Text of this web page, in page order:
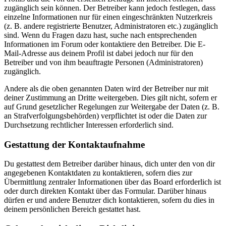
zugänglich sein können. Der Betreiber kann jedoch festlegen, dass
einzelne Informationen nur für einen eingeschränkten Nutzerkreis
(z. B. andere registrierte Benutzer, Administratoren etc.) zugänglich
sind. Wenn du Fragen dazu hast, suche nach entsprechenden
Informationen im Forum oder kontaktiere den Betreiber. Die E-
Mail-Adresse aus deinem Profil ist dabei jedoch nur für den
Betreiber und von ihm beauftragte Personen (Administratoren)
zugänglich.
Andere als die oben genannten Daten wird der Betreiber nur mit
deiner Zustimmung an Dritte weitergeben. Dies gilt nicht, sofern er
auf Grund gesetzlicher Regelungen zur Weitergabe der Daten (z. B.
an Strafverfolgungsbehörden) verpflichtet ist oder die Daten zur
Durchsetzung rechtlicher Interessen erforderlich sind.
Gestattung der Kontaktaufnahme
Du gestattest dem Betreiber darüber hinaus, dich unter den von dir
angegebenen Kontaktdaten zu kontaktieren, sofern dies zur
Übermittlung zentraler Informationen über das Board erforderlich ist
oder durch direkten Kontakt über das Formular. Darüber hinaus
dürfen er und andere Benutzer dich kontaktieren, sofern du dies in
deinem persönlichen Bereich gestattet hast.